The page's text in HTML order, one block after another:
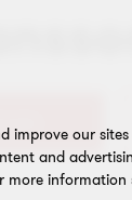
improve our
and
information